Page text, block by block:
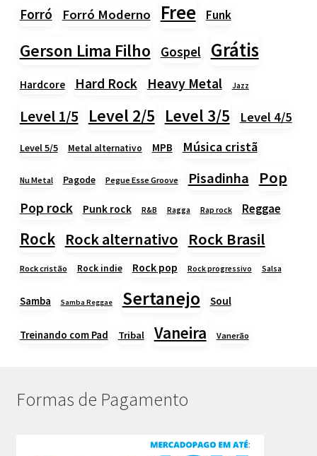
Forró Forró Moderno Free Funk
Gerson Lima Filho Gospel Grátis
Hardcore Hard Rock Heavy Metal Jazz
Level 1/5 Level 2/5 Level 3/5 Level 4/5
Level 5/5 Metal alternativo MPB Música cristã
Nu Metal Pagode Pegue Esse Groove Pisadinha Pop
Pop rock Punk rock R&B Ragga Rap rock Reggae
Rock Rock alternativo Rock Brasil
Rock cristão Rock indie Rock pop Rock progressivo Salsa
Samba Samba Reggae Sertanejo Soul
Treinando com Pad Tribal Vaneira Vanerão
Formas de Pagamento